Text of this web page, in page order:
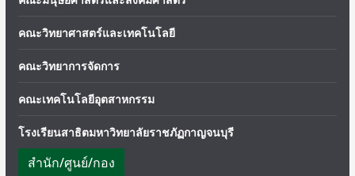
คณะวิทยาศาสตร์และเทคโนโลยี
คณะวิทยาการจัดการ
คณะเทคโนโลยีอุตสาหกรรม
โรงเรียนสาธิตมหาวิทยาลัยราชภัฏกาญจนบุรี
สำนัก/ศูนย์/กอง